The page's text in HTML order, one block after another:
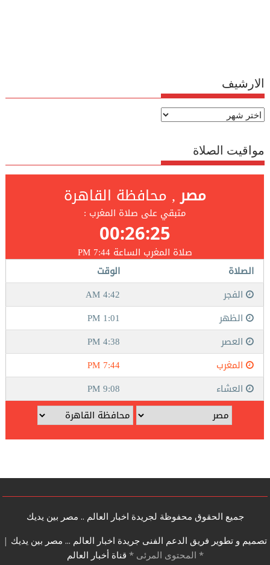
الارشيف
الارشيف
مواقيت الصلاة
جميع الحقوق محفوظة لجريدة اخبار العالم .. مصر بين يديك
تصميم و تطوير فريق الدعم الفنى جريدة اخبار العالم ... مصر بين يديك |
* المحتوى المرئى * قناة أخبار العالم